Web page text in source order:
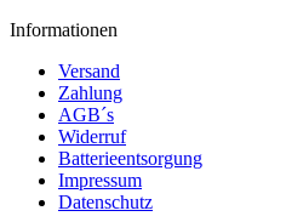
Informationen
Versand
Zahlung
AGB´s
Widerruf
Batterieentsorgung
Impressum
Datenschutz